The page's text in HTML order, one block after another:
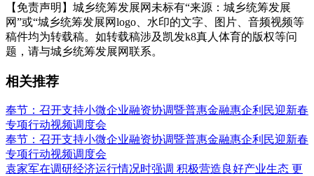
【免责声明】城乡统筹发展网未标有“来源：城乡统筹发展
网”或“城乡统筹发展网logo、水印的文字、图片、音频视频等
稿件均为转载稿。如转载稿涉及凯发k8真人体育的版权等问
题，请与城乡统筹发展网联系。
相关推荐
奉节：召开支持小微企业融资协调暨普惠金融惠企利民迎新春
专项行动视频调度会
奉节：召开支持小微企业融资协调暨普惠金融惠企利民迎新春
专项行动视频调度会
袁家军在调研经济运行情况时强调 积极营造良好产业生态 更